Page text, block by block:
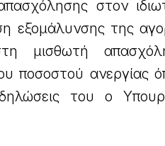
στον
εξομάλυνσης της
μισθωτή
ποσοστού ανεργίας
του ο